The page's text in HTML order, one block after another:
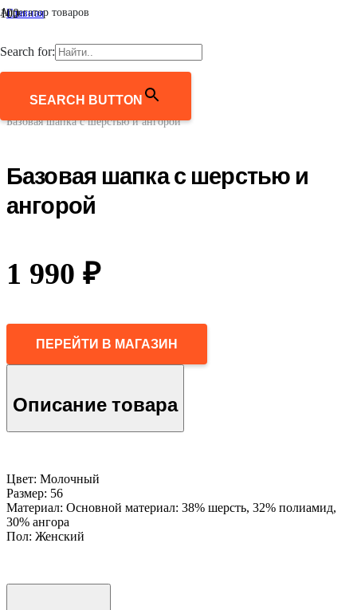
Агрегатор товаров
Search for:
SEARCH BUTTON
Главная
/
Шапки
Базовая шапка с шерстью и ангорой
Базовая шапка с шерстью и
ангорой
1 990 ₽
ПЕРЕЙТИ В МАГАЗИН
Описание товара
Цвет: Молочный
Размер: 56
Материал: Основной материал: 38% шерсть, 32% полиамид,
30% ангора
Пол: Женский